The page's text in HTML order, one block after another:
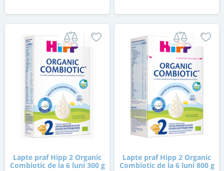
Lapte praf Hipp 2 Organic
Combiotic de la 6 luni 300 g
Lapte praf Hipp 2 Organic
Combiotic de la 6 luni 800 g